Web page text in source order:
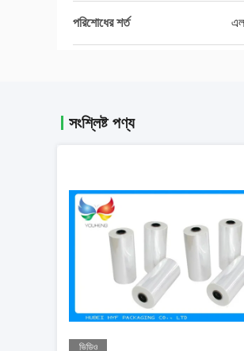
পরিশোধের শর্ত এল
সংশ্লিষ্ট পণ্য
ভিডিও